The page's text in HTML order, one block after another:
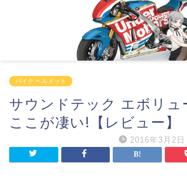
バイク ヘルメット
サウンドテック エボリュ
ここが凄い!【レビュー】
2016年3月2日